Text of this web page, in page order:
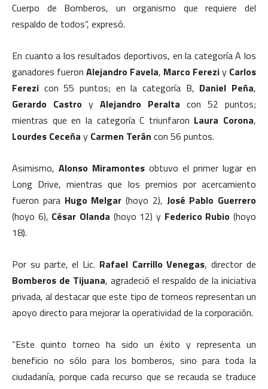
Cuerpo de Bomberos, un organismo que requiere del
respaldo de todos”, expresó.
En cuanto a los resultados deportivos, en la categoría A los
ganadores fueron Alejandro Favela, Marco Fereziy Carlos
Ferezi con 55 puntos; en la categoría B, Daniel Peña,
Gerardo Castro y Alejandro Peralta con 52 puntos;
mientras que en la categoría C triunfaron Laura Corona,
Lourdes Ceceña y Carmen Terán con 56 puntos.
Asimismo, Alonso Miramontes obtuvo el primer lugar en
Long Drive, mientras que los premios por acercamiento
fueron para Hugo Melgar (hoyo 2), José Pablo Guerrero
(hoyo 6), César Olanda (hoyo 12) y Federico Rubio (hoyo
18).
Por su parte, el Lic. Rafael Carrillo Venegas, director de
Bomberos de Tijuana, agradeció el respaldo de la iniciativa
privada, al destacar que este tipo de torneos representan un
apoyo directo para mejorar la operatividad de la corporación.
“Este quinto torneo ha sido un éxito y representa un
beneficio no sólo para los bomberos, sino para toda la
ciudadanía, porque cada recurso que se recauda se traduce